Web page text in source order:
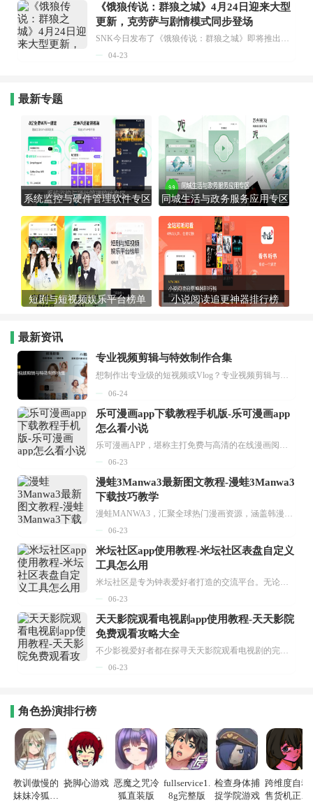
《饿狼传说：群狼之城》4月24日迎来大型
更新，克劳萨与剧情模式同步登场
04-23
最新专题
系统监控与硬件管理软件专区 同城生活与政务服务应用专区
短剧与短视频娱乐平台榜单 小说阅读追更神器排行榜
最新资讯
专业视频剪辑与特效制作合集
想制作出专业级的短视频或Vlog？专业视频剪辑与特效制作大全专题为你提供了从剪辑、抠像到特效包装的全套解决方案。无论是添加炫酷的片头、进行精准的视频抠图，还是制...
06-24
乐可漫画app下载教程手机版-乐可漫画app
怎么看小说
06-23
漫蛙3Manwa3最新图文教程-漫蛙3Manwa3
下载技巧教学
06-23
米坛社区app使用教程-米坛社区表盘自定义
工具怎么用
06-23
天天影院观看电视剧app使用教程-天天影院
免费观看攻略大全
06-23
角色扮演排行榜
教训傲慢的
妹妹冷狐游
挠脚心游戏 恶魔之咒冷
狐直装版
fullservice1.
8g完整版
检查身体捕
捉学院游戏
跨维度自动
售货机正式